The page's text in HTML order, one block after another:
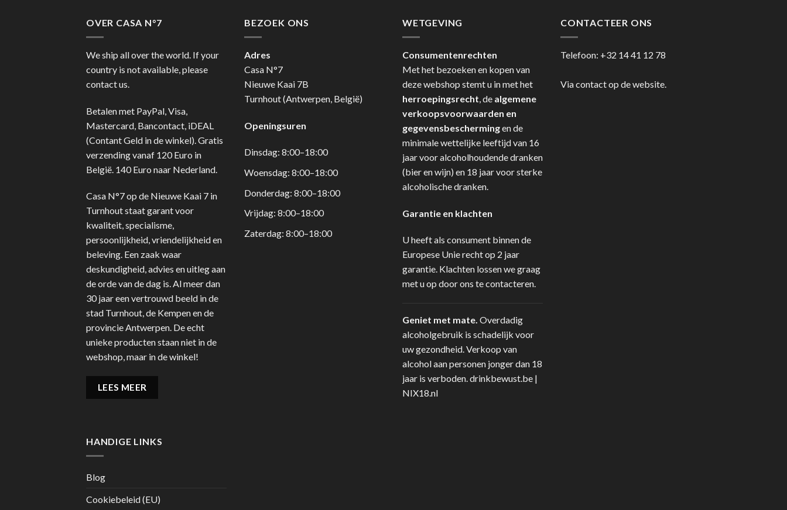
OVER CASA N°7
We ship all over the world. If your
country is not available, please
contact us.
Betalen met PayPal, Visa,
Mastercard, Bancontact, iDEAL
(Contant Geld in de winkel). Gratis
verzending vanaf 120 Euro in
België. 140 Euro naar Nederland.
Casa N°7 op de Nieuwe Kaai 7 in
Turnhout staat garant voor
kwaliteit, specialisme,
persoonlijkheid, vriendelijkheid en
beleving. Een zaak waar
deskundigheid, advies en uitleg aan
de orde van de dag is. Al meer dan
30 jaar een vertrouwd beeld in de
stad Turnhout, de Kempen en de
provincie Antwerpen. De echt
unieke producten staan niet in de
webshop, maar in de winkel!
LEES MEER
BEZOEK ONS
Adres
Casa N°7
Nieuwe Kaai 7B
Turnhout (Antwerpen, België)
Openingsuren
Dinsdag: 8:00–18:00
Woensdag: 8:00–18:00
Donderdag: 8:00–18:00
Vrijdag: 8:00–18:00
Zaterdag: 8:00–18:00
WETGEVING
Consumentenrechten
Met het bezoeken en kopen van
deze webshop stemt u in met het
herroepingsrecht , de algemene
verkoopsvoorwaarden en
gegevensbeschermingen de
minimale wettelijke leeftijd van 16
jaar voor alcoholhoudende dranken
(bier en wijn) en 18 jaar voor sterke
alcoholische dranken.
Garantie en klachten
U heeft als consument binnen de
Europese Unie recht op 2 jaar
garantie. Klachten lossen we graag
met u op door ons te contacteren.
Geniet met mate. Overdadig
alcoholgebruik is schadelijk voor
uw gezondheid. Verkoop van
alcohol aan personen jonger dan 18
jaar is verboden.drinkbewust.be |
NIX18.nl
CONTACTEER ONS
Telefoon: +32 14 41 12 78
Via contact op de website.
HANDIGE LINKS
Blog
Cookiebeleid (EU)